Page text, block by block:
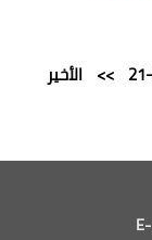
>> الأخير